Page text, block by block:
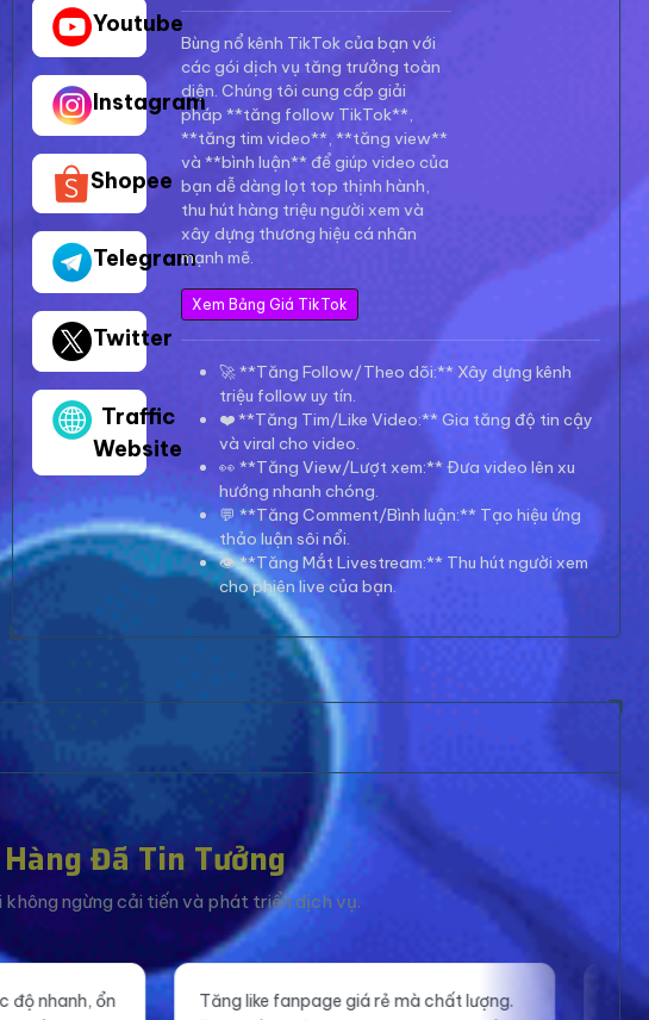
Youtube
Instagram
Shopee
Telegram
Twitter
Traffic
Website
Bùng nổ kênh TikTok của bạn với
các gói dịch vụ tăng trưởng toàn
diện. Chúng tôi cung cấp giải
pháp **tăng follow TikTok**,
**tăng tim video**, **tăng view**
và **bình luận** để giúp video của
bạn dễ dàng lọt top thịnh hành,
thu hút hàng triệu người xem và
xây dựng thương hiệu cá nhân
mạnh mẽ.
Xem Bảng Giá TikTok
🚀 **Tăng Follow/Theo dõi:** Xây dựng kênh
triệu follow uy tín.
❤️ **Tăng Tim/Like Video:** Gia tăng độ tin cậy
và viral cho video.
👀 **Tăng View/Lượt xem:** Đưa video lên xu
hướng nhanh chóng.
💬 **Tăng Comment/Bình luận:** Tạo hiệu ứng
thảo luận sôi nổi.
👁️ **Tăng Mắt Livestream:** Thu hút người xem
cho phiên live của bạn.
Đã Tin Tưởng
ngừng cải tiến và phát triển dịch vụ.
like fanpage giá rẻ mà chất lượng.
Mắt xem livestream ổn định, giúp